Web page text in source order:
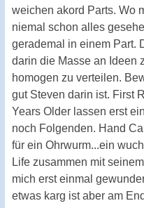
weichen akord Parts. Wo
niemal schon alles
gerademal in einem Part.
darin die Masse an Ideen
homogen zu verteilen.
gut Steven darin ist. First
Years Older lassen erst
noch Folgenden. Hand
für ein Ohrwurm...ein
Life zusammen mit
mich erst einmal
etwas karg ist aber am